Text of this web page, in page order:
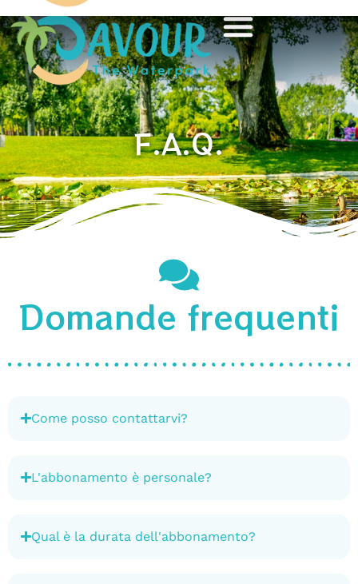
F.A.Q.
Domande frequenti
Come posso contattarvi?
L'abbonamento è personale?
Qual è la durata dell'abbonamento?